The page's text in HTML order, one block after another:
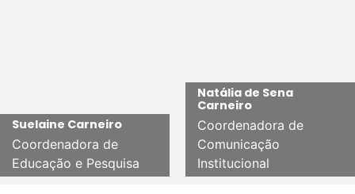
Suelaine Carneiro
Coordenadora de
Educação e Pesquisa
Natália de Sena
Carneiro
Coordenadora de
Comunicação
Institucional